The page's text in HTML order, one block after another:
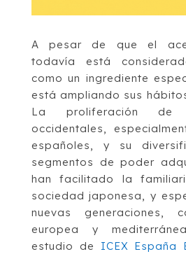
A pesar de que el
todavía está
como un ingrediente
está ampliando sus
La proliferación de
occidentales,
españoles, y su
segmentos de poder
han facilitado la
sociedad japonesa, y
nuevas generaciones,
europea y
estudio de ICEX España